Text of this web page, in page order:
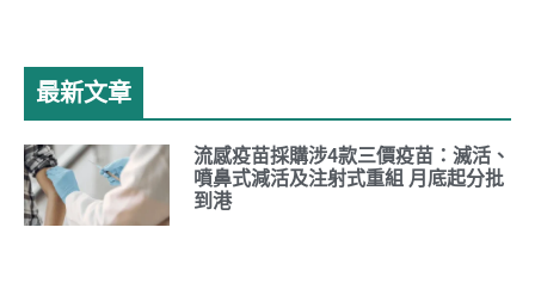
最新文章
流感疫苗採購涉4款三價疫苗：滅活、
噴鼻式減活及注射式重組 月底起分批
到港